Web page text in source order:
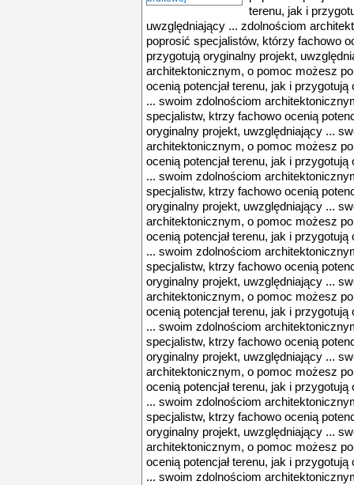
terenu, jak i
uwzględniający ... zdolnościom
poprosić specjalistów, którzy fachowo
przygotują oryginalny projekt,
architektonicznym, o pomoc możesz
ocenią potencjał terenu, jak i
... swoim zdolnościom
specjalistw, ktrzy fachowo ocenią
oryginalny projekt, uwzględniający ...
architektonicznym, o pomoc możesz
ocenią potencjał terenu, jak i
... swoim zdolnościom
specjalistw, ktrzy fachowo ocenią
oryginalny projekt, uwzględniający ...
architektonicznym, o pomoc możesz
ocenią potencjał terenu, jak i
... swoim zdolnościom
specjalistw, ktrzy fachowo ocenią
oryginalny projekt, uwzględniający ...
architektonicznym, o pomoc możesz
ocenią potencjał terenu, jak i
... swoim zdolnościom
specjalistw, ktrzy fachowo ocenią
oryginalny projekt, uwzględniający ...
architektonicznym, o pomoc możesz
ocenią potencjał terenu, jak i
... swoim zdolnościom
specjalistw, ktrzy fachowo ocenią
oryginalny projekt, uwzględniający ...
architektonicznym, o pomoc możesz
ocenią potencjał terenu, jak i
... swoim zdolnościom